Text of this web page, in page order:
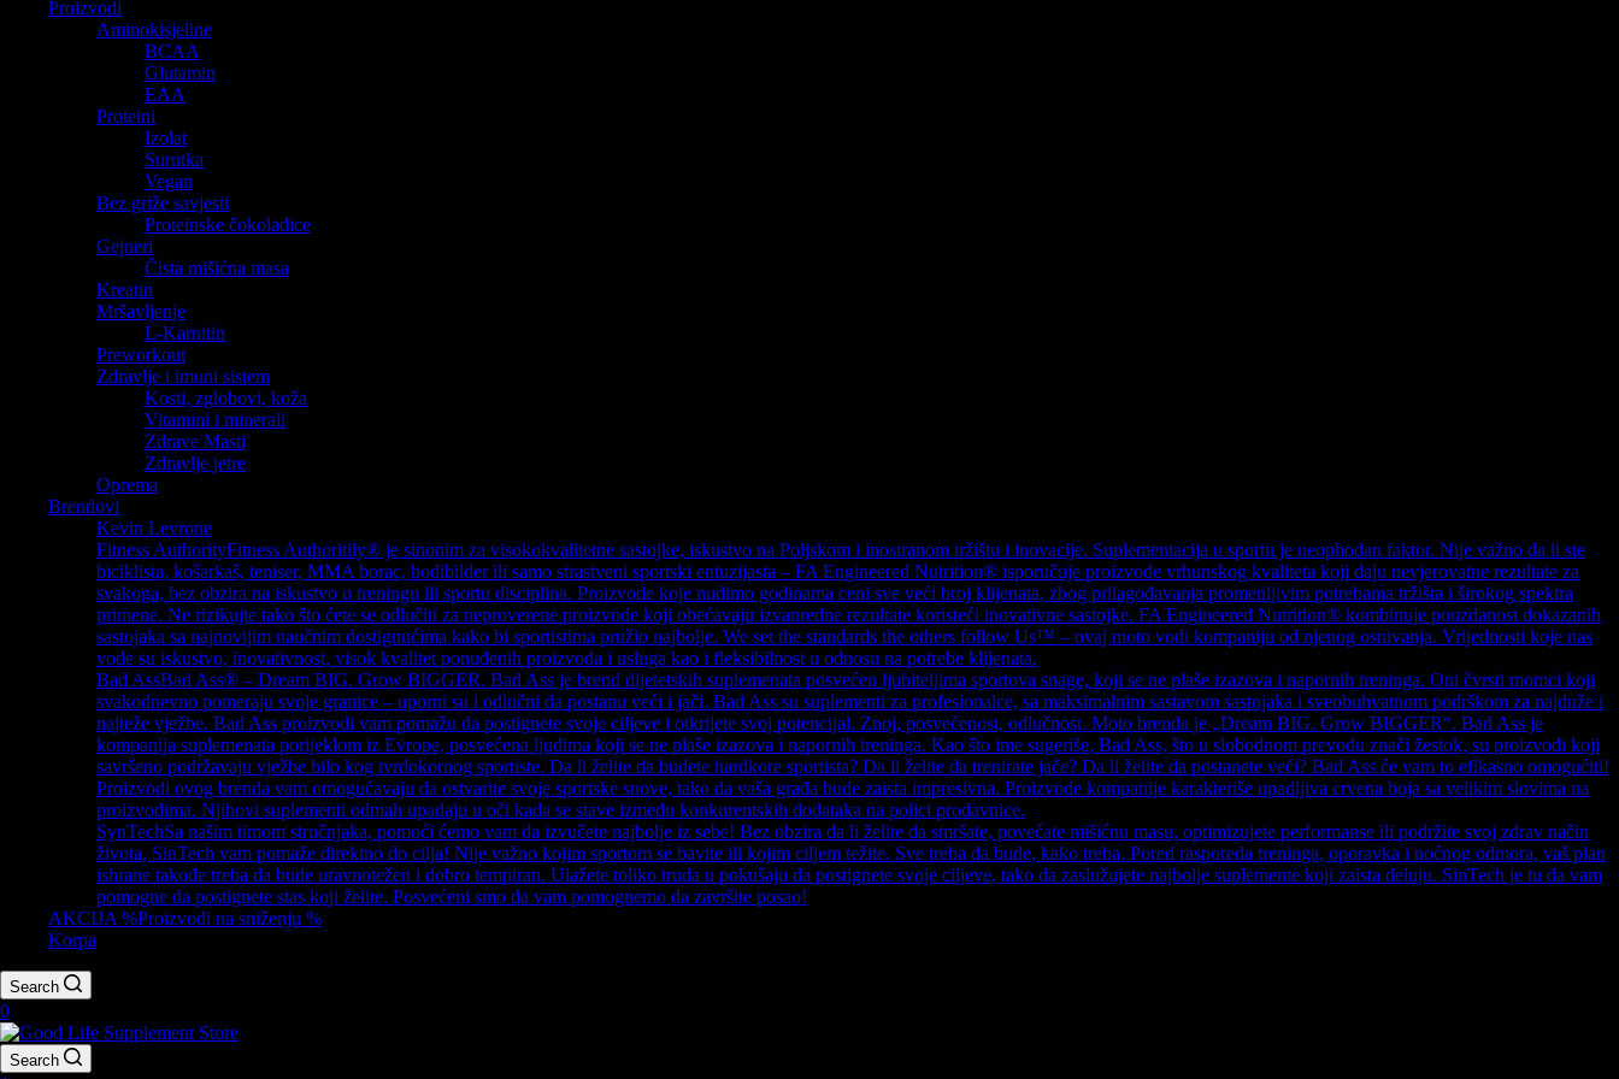
Proizvodi
Aminokisjeline
BCAA
Glutamin
EAA
Proteini
Izolat
Surutka
Vegan
Bez griže savjesti
Proteinske čokoladice
Gejneri
Čista mišićna masa
Kreatin
Mršavljenje
L-Karnitin
Preworkout
Zdravlje i imuni sistem
Kosti, zglobovi, koža
Vitamini i minerali
Zdrave Masti
Zdravlje jetre
Oprema
Brendovi
Kevin Levrone
Fitness AuthorityFitness Authoritily® je sinonim za visokokvalitetne sastojke, iskustvo na Poljskom i inostranom tržištu i inovacije. Suplementacija u sportu je neophodan faktor. Nije važno da li ste
biciklista, košarkaš, teniser, MMA borac, bodibilder ili samo strastveni sportski entuzijasta – FA Engineered Nutrition® isporučuje proizvode vrhunskog kvaliteta koji daju nevjerovatne rezultate za
svakoga, bez obzira na iskustvo u treningu ili sportu disciplina. Proizvode koje nudimo godinama ceni sve veći broj klijenata, zbog prilagođavanja promenljivim potrebama tržišta i širokog spektra
primene. Ne rizikujte tako što ćete se odlučiti za neproverene proizvode koji obećavaju izvanredne rezultate koristeći inovativne sastojke. FA Engineered Nutrition® kombinuje pouzdanost dokazanih
sastojaka sa najnovijim naučnim dostignućima kako bi sportistima pružio najbolje. We set the standards the others follow Us™ – ovaj moto vodi kompaniju od njenog osnivanja. Vrijednosti koje nas
vode su iskustvo, inovativnost, visok kvalitet ponuđenih proizvoda i usluga kao i fleksibilnost u odnosu na potrebe klijenata.
Bad AssBad Ass® – Dream BIG. Grow BIGGER. Bad Ass je brend dijetetskih suplemenata posvećen ljubiteljima sportova snage, koji se ne plaše izazova i napornih treninga. Oni čvrsti momci koji
svakodnevno pomeraju svoje granice – uporni su i odlučni da postanu veći i jači. Bad Ass su suplementi za profesionalce, sa maksimalnim sastavom sastojaka i sveobuhvatnom podrškom za najduže i
najteže vježbe. Bad Ass proizvodi vam pomažu da postignete svoje ciljeve i otkrijete svoj potencijal. Znoj, posvećenost, odlučnost. Moto brenda je „Dream BIG. Grow BIGGER“. Bad Ass je
kompanija suplemenata porijeklom iz Evrope, posvećena ljudima koji se ne plaše izazova i napornih treninga. Kao što ime sugeriše, Bad Ass, što u slobodnom prevodu znači žestok, su proizvodi koji
savršeno podržavaju vježbe bilo kog tvrdokornog sportiste. Da li želite da budete hardkore sportista? Da li želite da trenirate jače? Da li želite da postanete veći? Bad Ass će vam to efikasno omogućiti!
Proizvodi ovog brenda vam omogućavaju da ostvarite svoje sportske snove, tako da vaša građa bude zaista impresivna. Proizvode kompanije karakteriše upadljiva crvena boja sa velikim slovima na
proizvodima. Njihovi suplementi odmah upadaju u oči kada se stave između konkurentskih dodataka na polici prodavnice.
SynTechSa našim timom stručnjaka, pomoći ćemo vam da izvučete najbolje iz sebe! Bez obzira da li želite da smršate, povećate mišićnu masu, optimizujete performanse ili podržite svoj zdrav način
života, SinTech vam pomaže direktno do cilja! Nije važno kojim sportom se bavite ili kojim ciljem težite. Sve treba da bude, kako treba. Pored rasporeda treninga, oporavka i noćnog odmora, vaš plan
ishrane takođe treba da bude uravnotežen i dobro tempiran. Ulažete toliko truda u pokušaju da postignete svoje ciljeve, tako da zaslužujete najbolje suplemente koji zaista deluju. SinTech je tu da vam
pomogne da postignete stas koji želite. Posvećeni smo da vam pomognemo da završite posao!
AKCIJA %Proizvodi na sniženju %
Korpa
Search
0
Search